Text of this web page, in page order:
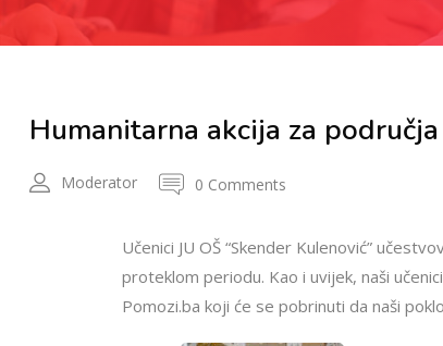
Humanitarna akcija za
Moderator 0 Comments
Učenici JU OŠ “Skender Kulenović”
proteklom periodu. Kao i uvijek, naši
Pomozi.ba koji će se pobrinuti da naši